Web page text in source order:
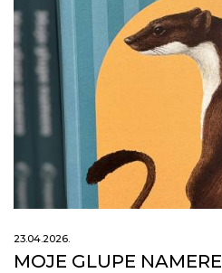
23.04.2026.
MOJE GLUPE NAMERE